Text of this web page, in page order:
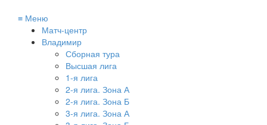
≡ Меню
Матч-центр
Владимир
Сборная тура
Высшая лига
1-я лига
2-я лига. Зона А
2-я лига. Зона Б
3-я лига. Зона А